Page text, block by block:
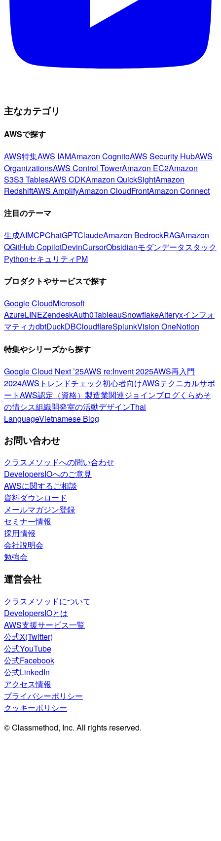
主なカテゴリ
AWSで探す
AWS特集AWS IAMAmazon CognitoAWS Security HubAWS
OrganizationsAWS Control TowerAmazon EC2Amazon
S3S3 TablesAWS CDKAmazon QuickSightAmazon
RedshiftAWS AmplifyAmazon CloudFrontAmazon Connect
注目のテーマ
生成AIMCPChatGPTClaudeAmazon BedrockRAGAmazon
QGitHub CopilotDevinCursorObsidianモダンデータスタック
PythonセキュリティPM
プロダクトやサービスで探す
Google CloudMicrosoft
AzureLINEZendeskAuth0TableauSnowflakeAlteryxインフォ
マティカdbtDuckDBCloudflareSplunkVision OneNotion
特集やシリーズから探す
Google Cloud Next ’25AWS re:Invent 2025AWS再入門
2024AWSトレンドチェック初心者向けAWSテクニカルサポ
ートAWS認定（資格） 製造業関連ジョインブログくらめそ
の情シス組織開発室の活動デザインThai
LanguageVietnamese Blog
お問い合わせ
クラスメソッドへの問い合わせ
DevelopersIOへのご意見
AWSに関するご相談
資料ダウンロード
メールマガジン登録
セミナー情報
採用情報
会社説明会
勉強会
運営会社
クラスメソッドについて
DevelopersIOとは
AWS支援サービス一覧
公式X(Twitter)
公式YouTube
公式Facebook
公式LinkedIn
アクセス情報
プライバシーポリシー
クッキーポリシー
© Classmethod, Inc. All rights reserved.